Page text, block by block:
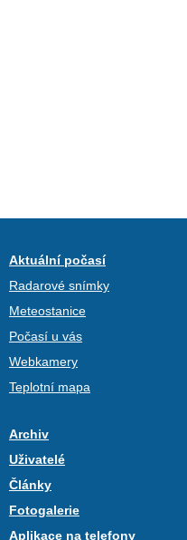
Aktuální počasí
Radarové snímky
Meteostanice
Počasí u vás
Webkamery
Teplotní mapa
Archiv
Uživatelé
Články
Fotogalerie
Aplikace na telefony